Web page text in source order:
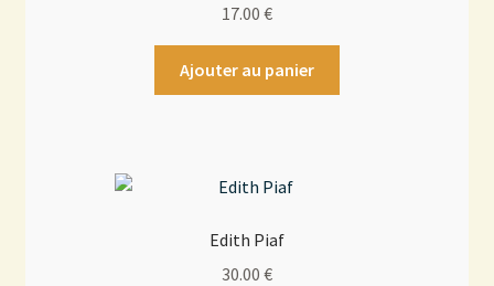
17.00 €
Ajouter au panier
Edith Piaf
30.00 €